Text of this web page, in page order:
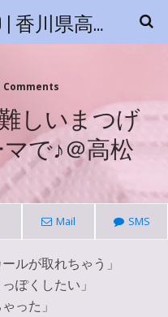
Eyelash Salon Cloud9 | 香川県高松市
Comments
しいまつげ
で♪＠高松
Mail SMS
ルが取れちゃう」
ぽくしたい」
った」